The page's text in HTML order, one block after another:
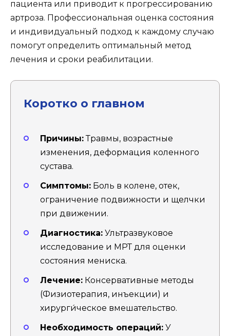
пациента или приводит к прогрессированию
артроза. Профессиональная оценка состояния
и индивидуальный подход к каждому случаю
помогут определить оптимальный метод
лечения и сроки реабилитации.
Коротко о главном
Причины:Травмы, возрастные
изменения, деформация коленного
сустава.
Симптомы: Боль в колене, отек,
ограничение подвижности и щелчки
при движении.
Диагностика: Ультразвуковое
исследование и МРТ для оценки
состояния мениска.
Лечение: Консервативные методы
(Физиотерапия, инъекции) и
хирурги́ческое вмешательство.
Необходимость операций: У